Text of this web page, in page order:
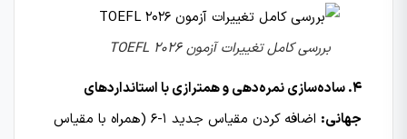
بررسی کامل تغییرات آزمون TOEFL ۲۰۲۶
۴. ساده‌سازی نمره‌دهی و همترازی با استانداردهای
جهانی:
اضافه کردن مقیاس جدید ۱-۶ (همراه با مقیاس